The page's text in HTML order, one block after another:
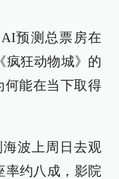
预测总票房在
疯狂动物城》的
何能在当下取得
海波上周日去观
率约八成，影院